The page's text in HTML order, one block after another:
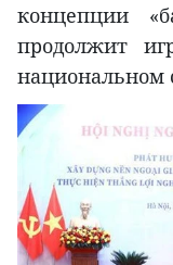
концепции
продолжит
национальном